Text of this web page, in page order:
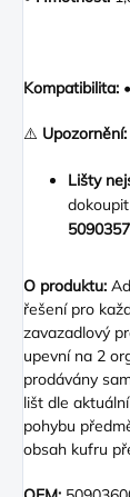
Kompatibilita: •
⚠️ Upozornění:
Lišty
O produktu:
řešení pro
zavazadlový
upevní na 2
prodávány
lišt dle
pohybu
obsah kufru